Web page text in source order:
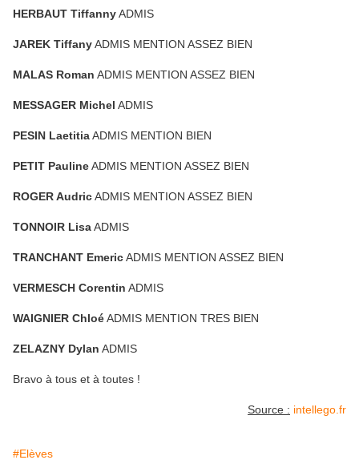
HERBAUT TiffannyADMIS
JAREK TiffanyADMIS MENTION ASSEZ BIEN
MALAS Roman ADMIS MENTION ASSEZ BIEN
MESSAGER Michel ADMIS
PESIN LaetitiaADMIS MENTION BIEN
PETIT PaulineADMIS MENTION ASSEZ BIEN
ROGER AudricADMIS MENTION ASSEZ BIEN
TONNOIR LisaADMIS
TRANCHANT EmericADMIS MENTION ASSEZ BIEN
VERMESCH Corentin ADMIS
WAIGNIER ChloéADMIS MENTION TRES BIEN
ZELAZNY Dylan ADMIS
Bravo à tous et à toutes !
Source : intellego.fr
#Elèves